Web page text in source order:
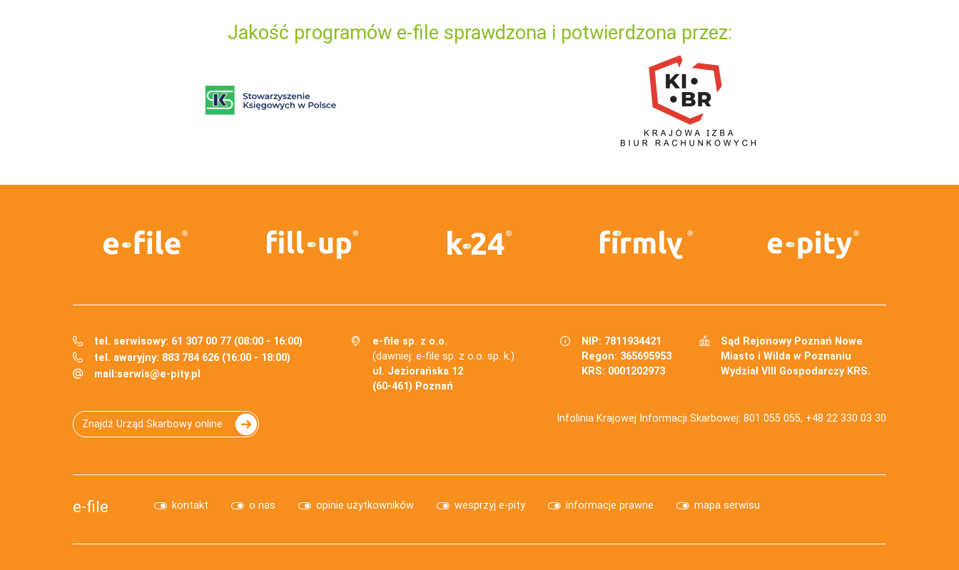
Jakość programów e-file sprawdzona i potwierdzona przez:
tel. serwisowy: 61 307 00 77 (08:00 - 16:00)
tel. awaryjny: 883 784 626 (16:00 - 18:00)
mail:serwis@e-pity.pl
e-file sp. z o.o.
(dawniej: e-file sp. z o.o. sp. k.)
ul. Jeziorańska 12
(60-461) Poznań
NIP: 7811934421
Regon: 365695953
KRS: 0001202973
Sąd Rejonowy Poznań Nowe
Miasto i Wilda w Poznaniu
Wydział VIII Gospodarczy KRS.
Znajdź Urząd Skarbowy online Infolinia Krajowej Informacji Skarbowej: 801 055 055, +48 22 330 03 30
e-file kontakt o nas opinie użytkowników wesprzyj e-pity informacje prawne mapa serwisu